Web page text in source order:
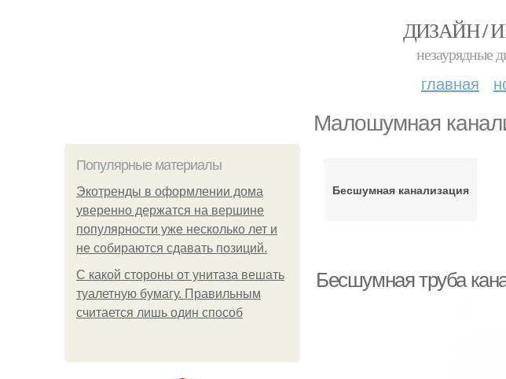
ДИЗАЙН /
незаурядные
главная
Малошумная
Популярные материалы
Экотренды в оформлении дома
уверенно держатся на вершине
популярности уже несколько лет и
не собираются сдавать позиций.
С какой стороны от унитаза вешать
туалетную бумагу. Правильным
считается лишь один способ
Бесшумная канализация
Бесшумная труба